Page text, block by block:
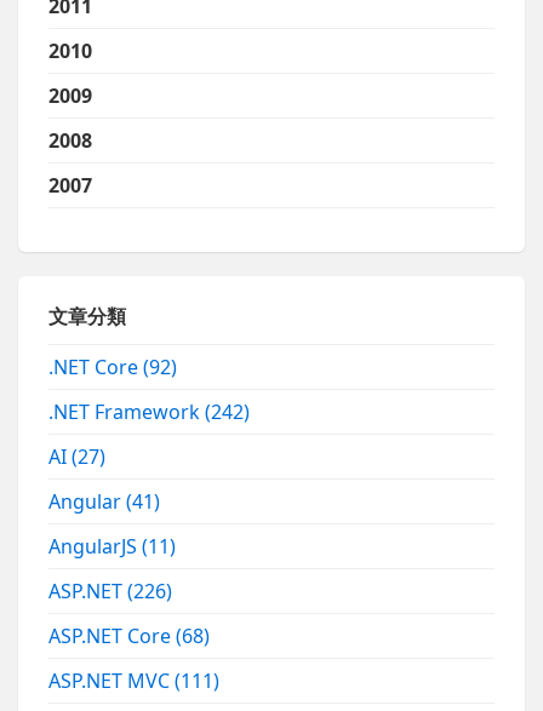
2011
2010
2009
2008
2007
文章分類
.NET Core(92)
.NET Framework(242)
AI(27)
Angular(41)
AngularJS(11)
ASP.NET(226)
ASP.NET Core(68)
ASP.NET MVC(111)